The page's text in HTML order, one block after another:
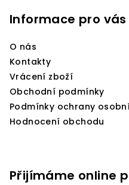
Informace pro vás
O nás
Kontakty
Vrácení zboží
Obchodní podmínky
Podmínky ochrany
Hodnocení obchodu
Přijímáme online